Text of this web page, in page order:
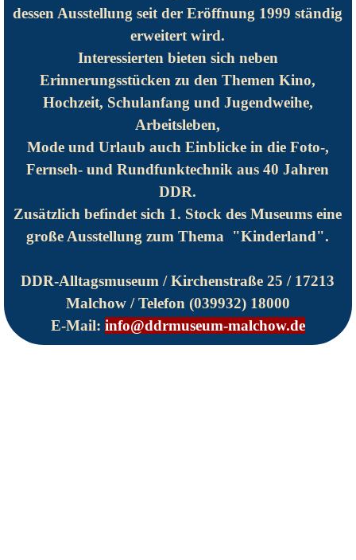
dessen Ausstellung seit der Eröffnung 1999 ständig
erweitert wird.
Interessierten bieten sich neben
Erinnerungsstücken zu den Themen Kino,
Hochzeit, Schulanfang und Jugendweihe,
Arbeitsleben,
Mode und Urlaub auch Einblicke in die Foto-,
Fernseh- und Rundfunktechnik aus 40 Jahren
DDR.
Zusätzlich befindet sich 1. Stock des Museums eine
große Ausstellung zum Thema "Kinderland".
DDR-Alltagsmuseum /Kirchenstraße 25 / 17213
Malchow /Telefon (039932) 18000
E-Mail: info@ddrmuseum-malchow.de